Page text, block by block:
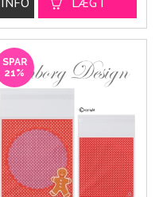
SPAR
21%